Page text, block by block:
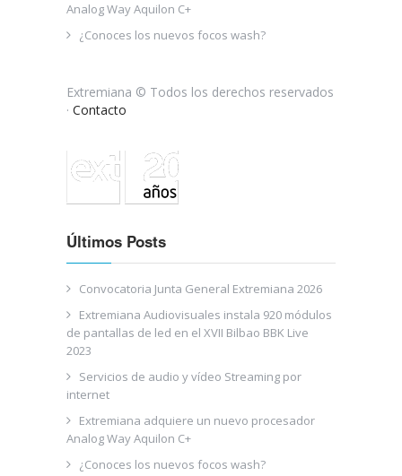
Analog Way Aquilon C+
¿Conoces los nuevos focos wash?
Extremiana © Todos los derechos reservados
· Contacto
Últimos Posts
Convocatoria Junta General Extremiana 2026
Extremiana Audiovisuales instala 920 módulos
de pantallas de led en el XVII Bilbao BBK Live
2023
Servicios de audio y vídeo Streaming por
internet
Extremiana adquiere un nuevo procesador
Analog Way Aquilon C+
¿Conoces los nuevos focos wash?